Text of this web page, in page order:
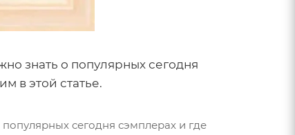
знать о популярных сегодня
в этой статье.
сегодня сэмплерах и где